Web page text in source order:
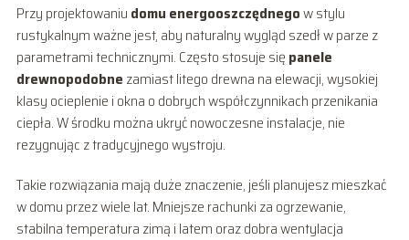
Przy projektowaniu domu energooszczędnegow stylu
rustykalnym ważne jest, aby naturalny wygląd szedł w parze z
parametrami technicznymi. Często stosuje się panele
drewnopodobne zamiast litego drewna na elewacji, wysokiej
klasy ocieplenie i okna o dobrych współczynnikach przenikania
ciepła. W środku można ukryć nowoczesne instalacje, nie
rezygnując z tradycyjnego wystroju.
Takie rozwiązania mają duże znaczenie, jeśli planujesz mieszkać
w domu przez wiele lat. Mniejsze rachunki za ogrzewanie,
stabilna temperatura zimą i latem oraz dobra wentylacja